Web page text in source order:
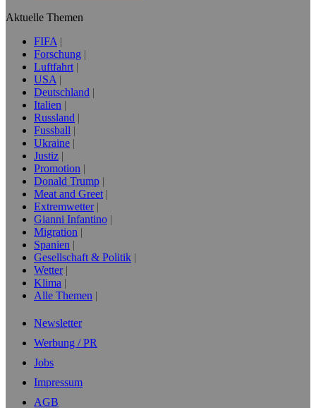
Aktuelle Themen
FIFA
Forschung
Luftfahrt
USA
Deutschland
Italien
Russland
Fussball
Ukraine
Justiz
Promotion
Donald Trump
Meat and Greet
Extremwetter
Gianni Infantino
Migration
Spanien
Gesellschaft & Politik
Wetter
Klima
Alle Themen
Newsletter
Werbung / PR
Jobs
Impressum
AGB